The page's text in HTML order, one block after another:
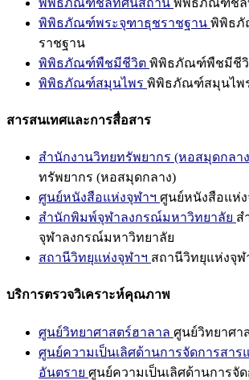
พิพิธภัณฑ์พระจุฑาธุชราชฐาน พิพิธภั
ราชฐาน
พิพิธภัณฑ์พืชมีชีวิต พิพิธภัณฑ์พืชมีชี
พิพิธภัณฑ์สมุนไพร พิพิธภัณฑ์สมุนไพ
สารสนเทศและการสื่อสาร
สำนักงานวิทยทรัพยากร (หอสมุดกลา
ทรัพยากร (หอสมุดกลาง)
ศูนย์หนังสือแห่งจุฬาฯ ศูนย์หนังสือแห่ง
สำนักพิมพ์จุฬาลงกรณ์มหาวิทยาลัย ส
จุฬาลงกรณ์มหาวิทยาลัย
สถานีวิทยุแห่งจุฬาฯ สถานีวิทยุแห่งจุฬ
บริการตรวจวิเคราะห์คุณภาพ
ศูนย์วิทยาศาสตร์ฮาลาล ศูนย์วิทยาศา
ศูนย์ความเป็นเลิศด้านการจัดการสาร
อันตราย ศูนย์ความเป็นเลิศด้านการจั